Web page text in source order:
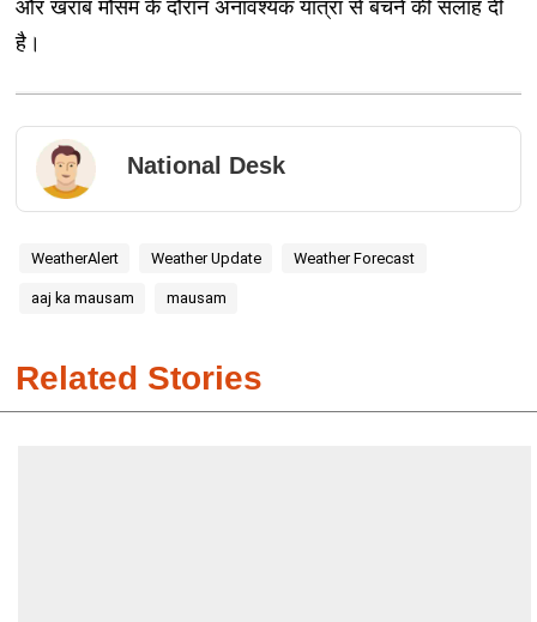
और खराब मौसम के दौरान अनावश्यक यात्रा से बचने की सलाह दी
है।
National Desk
WeatherAlert Weather Update Weather Forecast
aaj ka mausam mausam
Related Stories